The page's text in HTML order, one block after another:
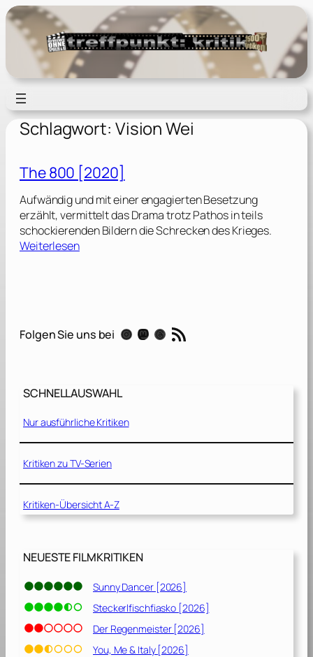
Zum
Inhalt
springen
Schlagwort: Vision Wei
The 800 [2020]
Aufwändig und mit einer engagierten Besetzung
erzählt, vermittelt das Drama trotz Pathos in teils
schockierenden Bildern die Schrecken des Krieges.
Weiterlesen:
0
2
]
Folgen Sie uns bei Instagram Mastodon Threads RSS-Feed
SCHNELLAUSWAHL
Nur ausführliche Kritiken
Kritiken zu TV-Serien
Kritiken-Übersicht A-Z
NEUESTE FILMKRITIKEN
Sunny Dancer [2026]
Steckerlfischfiasko [2026]
Der Regenmeister [2026]
You, Me & Italy [2026]